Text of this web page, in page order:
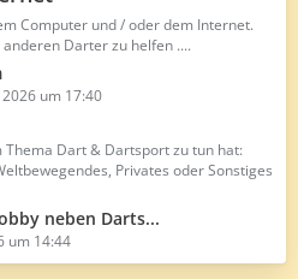
Computer und / oder dem Internet.
Darter zu helfen ....
2026 um 17:40
Dart & Dartsport zu tun hat:
Privates oder Sonstiges
neben Darts...
um 14:44